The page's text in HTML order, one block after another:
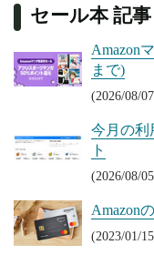
セール本 記事
Amazon
まで)
(2026/08/
今月の利
ト
(2026/08/
Amazon
(2023/01/